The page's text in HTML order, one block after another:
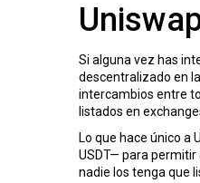
Si alguna vez has
descentralizado en
intercambios entre
listados en
Lo que hace único a
USDT— para permitir
nadie los tenga que